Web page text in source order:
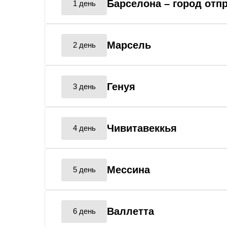
1 день Барселона – город
2 день Марсель
3 день Генуя
4 день Чивитавеккья
5 день Мессина
6 день Валлетта